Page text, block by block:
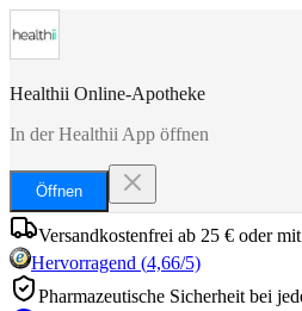
Healthii Online-Apotheke
In der Healthii App öffnen
Öffnen
Versandkostenfrei ab 25 € oder
Hervorragend (4,66/5)
Pharmazeutische Sicherheit bei